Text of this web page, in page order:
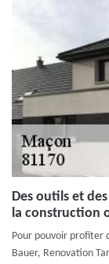
Des outils et
la construction
Pour pouvoir profiter
Bauer, Renovation